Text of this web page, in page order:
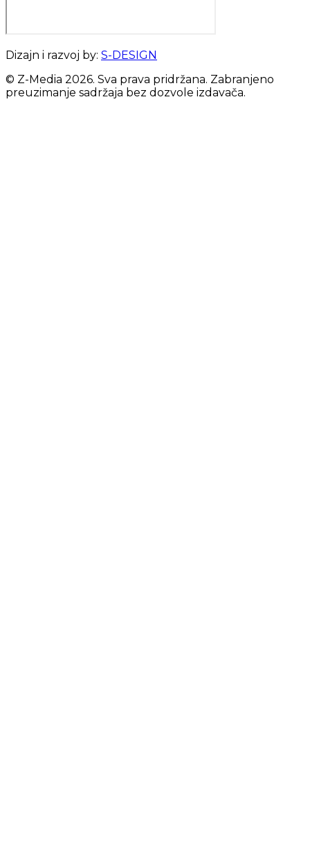
Dizajn i razvoj by: S-DESIGN
© Z-Media 2026. Sva prava pridržana. Zabranjeno
preuzimanje sadržaja bez dozvole izdavača.